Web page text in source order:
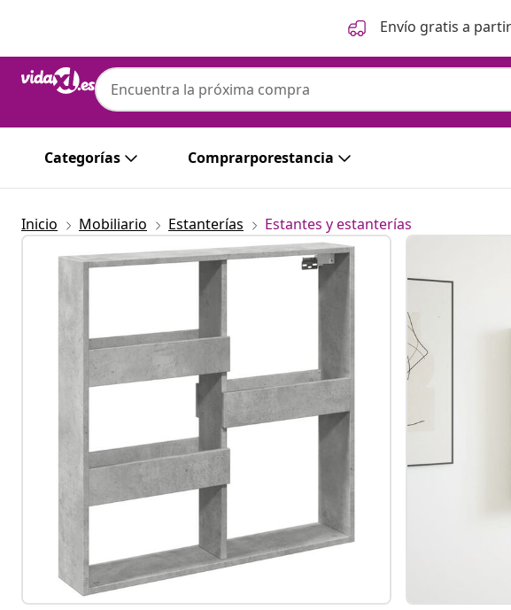
Envío gratis a
Categorías Comprarporestancia
Inicio Mobiliario Estanterías Estantes y estanterías